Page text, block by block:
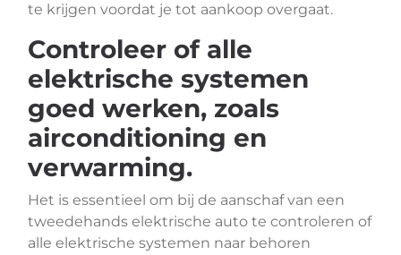
te krijgen voordat je tot aankoop overgaat.
Controleer of alle
elektrische systemen
goed werken, zoals
airconditioning en
verwarming.
Het is essentieel om bij de aanschaf van een
tweedehands elektrische auto te controleren of
alle elektrische systemen naar behoren